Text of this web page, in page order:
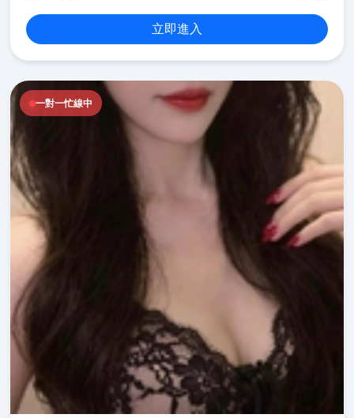
立即進入
一對一忙線中